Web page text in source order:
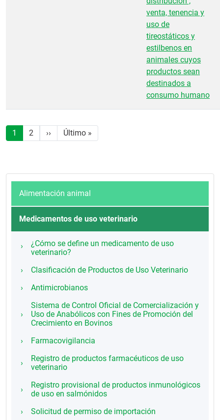
venta, tenencia y
uso de
tireostáticos y
estilbenos en
animales cuyos
productos sean
destinados a
consumo humano
Paginación
1 2 ›› Siguiente página
Último »
Alimentación animal
Medicamentos de uso veterinario
¿Cómo se define un medicamento de uso
veterinario?
Clasificación de Productos de Uso Veterinario
Antimicrobianos
Sistema de Control Oficial de Comercialización y
Uso de Anabólicos con Fines de Promoción del
Crecimiento en Bovinos
Farmacovigilancia
Registro de productos farmacéuticos de uso
veterinario
Registro provisional de productos inmunológicos
de uso en salmónidos
Solicitud de permiso de importación